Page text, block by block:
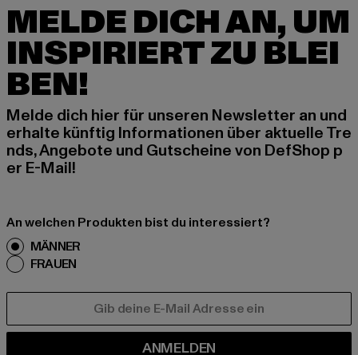
MELDE DICH AN, UM
INSPIRIERT ZU BLEI
BEN!
Melde dich hier für unseren Newsletter an und
erhalte künftig Informationen über aktuelle Tre
nds, Angebote und Gutscheine von DefShop p
er E-Mail!
An welchen Produkten bist du interessiert?
MÄNNER
FRAUEN
ANMELDEN